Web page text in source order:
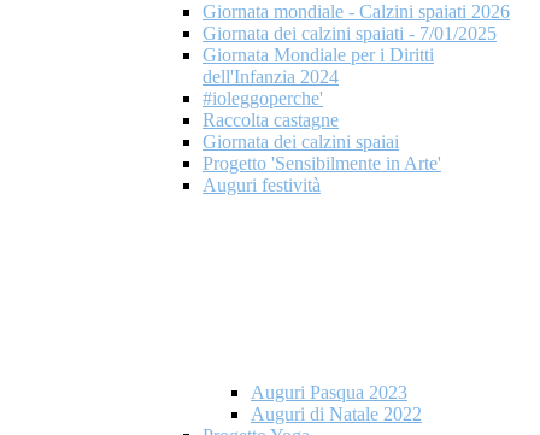
Giornata mondiale - Calzini spaiati 2026
Giornata dei calzini spaiati - 7/01/2025
Giornata Mondiale per i Diritti
dell'Infanzia 2024
#ioleggoperche'
Raccolta castagne
Giornata dei calzini spaiai
Progetto 'Sensibilmente in Arte'
Auguri festività
Auguri Pasqua 2023
Auguri di Natale 2022